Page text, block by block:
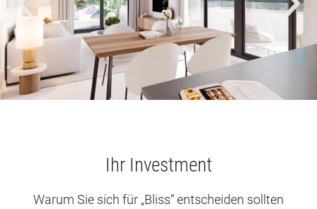
Ihr Investment
Warum Sie sich für „Bliss“ entscheiden sollten